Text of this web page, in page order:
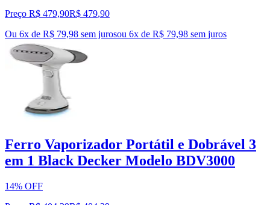
Preço R$ 479,90R$ 479,90
Ou 6x de R$ 79,98 sem jurosou 6x de R$ 79,98 sem juros
Ferro Vaporizador Portátil e Dobrável 3
em 1 Black Decker Modelo BDV3000
14% OFF